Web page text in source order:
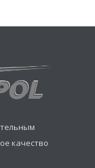
качество